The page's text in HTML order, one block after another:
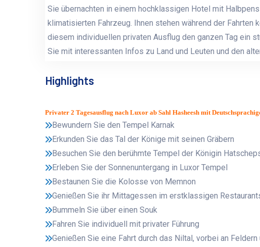
Sie übernachten in einem hochklassigen Hotel mit
klimatisierten Fahrzeug. Ihnen stehen während der
diesem individuellen privaten Ausflug den ganzen Tag ein
Sie mit interessanten Infos zu Land und Leuten und den
Highlights
Privater 2 Tagesausflug nach Luxor ab Sahl Hasheesh mit
Bewundern Sie den Tempel Karnak
Erkunden Sie das Tal der Könige mit seinen Gräbern
Besuchen Sie den berühmte Tempel der Königin
Erleben Sie der Sonnenuntergang in Luxor Tempel
Bestaunen Sie die Kolosse von Memnon
Genießen Sie ihr Mittagessen im erstklassigen
Bummeln Sie über einen Souk
Fahren Sie individuell mit privater Führung
Genießen Sie eine Fahrt durch das Niltal, vorbei an Feldern